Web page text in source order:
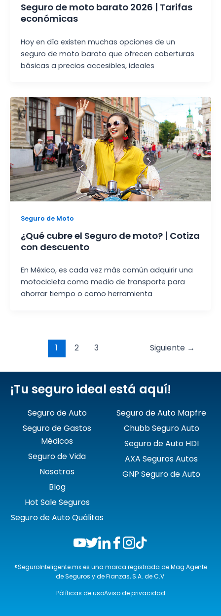
Seguro de moto barato 2026 | Tarifas
económicas
Hoy en día existen muchas opciones de un
seguro de moto barato que ofrecen coberturas
básicas a precios accesibles, ideales
Seguro de Moto
¿Qué cubre el Seguro de moto? | Cotiza
con descuento
En México, es cada vez más común adquirir una
motocicleta como medio de transporte para
ahorrar tiempo o como herramienta
pagination
1 2 3 Siguiente →
¡Tu seguro ideal está aquí!
Seguro de Auto
Seguro de Gastos
Médicos
Seguro de Vida
Nosotros
Blog
Hot Sale Seguros
Seguro de Auto Quálitas
Seguro de Auto Mapfre
Chubb Seguro Auto
Seguro de Auto HDI
AXA Seguros Autos
GNP Seguro de Auto
®SeguroInteligente.mx es una marca registrada de Mag Agente
de Seguros y de Fianzas, S.A. de C.V.
Pólíticas de usoAviso de privacidad